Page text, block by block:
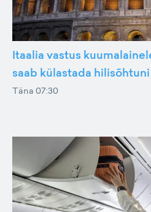
Itaalia vastus
saab külastada hilisõhtuni
Täna 07:30